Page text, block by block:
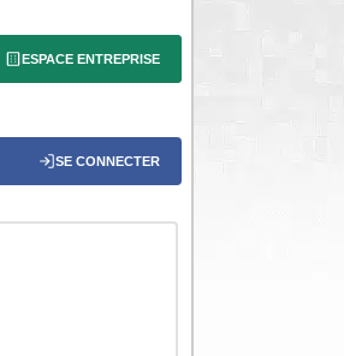
ESPACE ENTREPRISE
SE CONNECTER